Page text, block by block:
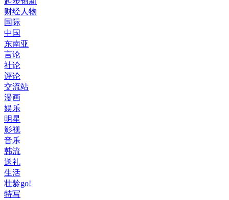
财经人物
国际
中国
东南亚
言论
社论
评论
交流站
漫画
娱乐
明星
影视
音乐
韩流
送礼
生活
壮龄go!
特写